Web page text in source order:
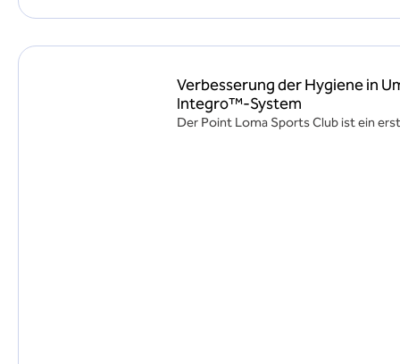
Verbesserung der Hygiene in
Integro™-System
Der Point Loma Sports Club ist ein